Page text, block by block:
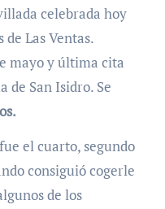
celebrada hoy
Las Ventas.
mayo y última cita
de San Isidro. Se
el cuarto, segundo
consiguió cogerle
de los